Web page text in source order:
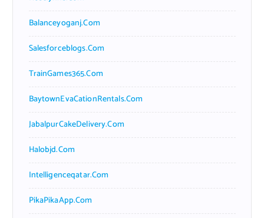
Balanceyoganj.com
Salesforceblogs.com
TrainGames365.com
BaytownEvaCationRentals.com
JabalpurCakeDelivery.com
Halobjd.com
Intelligenceqatar.com
PikaPikaApp.com